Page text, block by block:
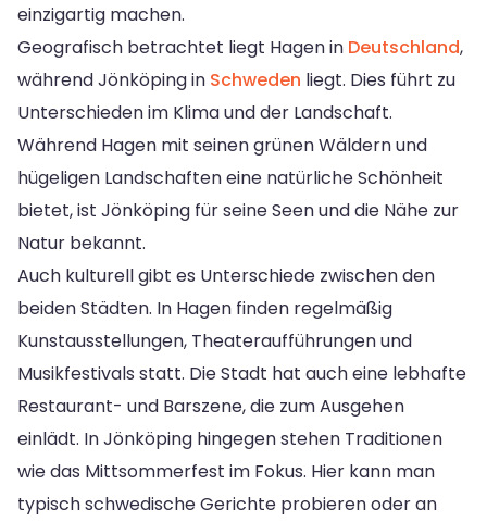
einzigartig machen.
Geografisch betrachtet liegt Hagen in Deutschland,
während Jönköping in Schweden liegt. Dies führt zu
Unterschieden im Klima und der Landschaft.
Während Hagen mit seinen grünen Wäldern und
hügeligen Landschaften eine natürliche Schönheit
bietet, ist Jönköping für seine Seen und die Nähe zur
Natur bekannt.
Auch kulturell gibt es Unterschiede zwischen den
beiden Städten. In Hagen finden regelmäßig
Kunstausstellungen, Theateraufführungen und
Musikfestivals statt. Die Stadt hat auch eine lebhafte
Restaurant- und Barszene, die zum Ausgehen
einlädt. In Jönköping hingegen stehen Traditionen
wie das Mittsommerfest im Fokus. Hier kann man
typisch schwedische Gerichte probieren oder an